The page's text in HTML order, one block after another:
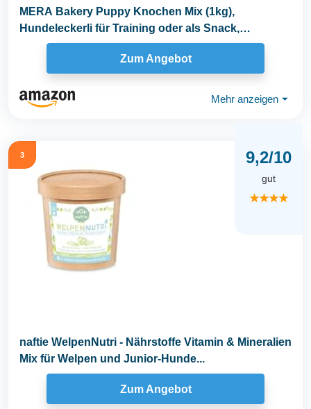
MERA Bakery Puppy Knochen Mix (1kg),
Hundeleckerli für Training oder als Snack,
Leckereien für...
Zum Angebot
Mehr anzeigen ⏷
3 9,2/10
gut
★★★★
naftie WelpenNutri - Nährstoffe Vitamin & Mineralien
Mix für Welpen und Junior-Hunde...
Zum Angebot